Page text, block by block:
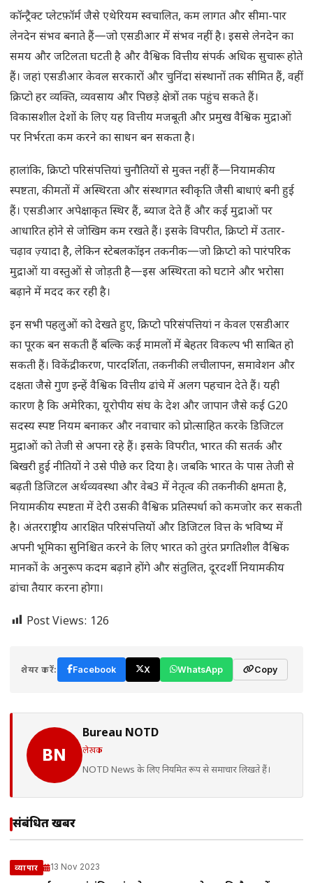
कॉन्ट्रैक्ट प्लेटफ़ॉर्म जैसे एथेरियम स्वचालित, कम लागत और सीमा-पार
लेनदेन संभव बनाते हैं—जो एसडीआर में संभव नहीं है। इससे लेनदेन का
समय और जटिलता घटती है और वैश्विक वित्तीय संपर्क अधिक सुचारू होते
हैं। जहां एसडीआर केवल सरकारों और चुनिंदा संस्थानों तक सीमित हैं, वहीं
क्रिप्टो हर व्यक्ति, व्यवसाय और पिछड़े क्षेत्रों तक पहुंच सकते हैं।
विकासशील देशों के लिए यह वित्तीय मजबूती और प्रमुख वैश्विक मुद्राओं
पर निर्भरता कम करने का साधन बन सकता है।
हालांकि, क्रिप्टो परिसंपत्तियां चुनौतियों से मुक्त नहीं हैं—नियामकीय
स्पष्टता, कीमतों में अस्थिरता और संस्थागत स्वीकृति जैसी बाधाएं बनी हुई
हैं। एसडीआर अपेक्षाकृत स्थिर हैं, ब्याज देते हैं और कई मुद्राओं पर
आधारित होने से जोखिम कम रखते हैं। इसके विपरीत, क्रिप्टो में उतार-
चढ़ाव ज़्यादा है, लेकिन स्टेबलकॉइन तकनीक—जो क्रिप्टो को पारंपरिक
मुद्राओं या वस्तुओं से जोड़ती है—इस अस्थिरता को घटाने और भरोसा
बढ़ाने में मदद कर रही है।
इन सभी पहलुओं को देखते हुए, क्रिप्टो परिसंपत्तियां न केवल एसडीआर
का पूरक बन सकती हैं बल्कि कई मामलों में बेहतर विकल्प भी साबित हो
सकती हैं। विकेंद्रीकरण, पारदर्शिता, तकनीकी लचीलापन, समावेशन और
दक्षता जैसे गुण इन्हें वैश्विक वित्तीय ढांचे में अलग पहचान देते हैं। यही
कारण है कि अमेरिका, यूरोपीय संघ के देश और जापान जैसे कई G20
सदस्य स्पष्ट नियम बनाकर और नवाचार को प्रोत्साहित करके डिजिटल
मुद्राओं को तेजी से अपना रहे हैं। इसके विपरीत, भारत की सतर्क और
बिखरी हुई नीतियों ने उसे पीछे कर दिया है। जबकि भारत के पास तेजी से
बढ़ती डिजिटल अर्थव्यवस्था और वेब3 में नेतृत्व की तकनीकी क्षमता है,
नियामकीय स्पष्टता में देरी उसकी वैश्विक प्रतिस्पर्धा को कमजोर कर सकती
है। अंतरराष्ट्रीय आरक्षित परिसंपत्तियों और डिजिटल वित्त के भविष्य में
अपनी भूमिका सुनिश्चित करने के लिए भारत को तुरंत प्रगतिशील वैश्विक
मानकों के अनुरूप कदम बढ़ाने होंगे और संतुलित, दूरदर्शी नियामकीय
ढांचा तैयार करना होगा।
Post Views: 126
शेयर करें: Facebook X WhatsApp Copy
BN
Bureau NOTD
लेखक
NOTD News के लिए नियमित रूप से समाचार लिखते हैं।
संबंधित खबरें
व्यापार 13 Nov 2023